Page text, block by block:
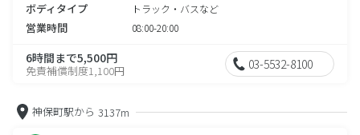
ボディタイプ トラック・バスなど
営業時間 08:00-20:00
6時間まで5,500円
免責補償制度1,100円 03-5532-8100
神保町駅から 3137m